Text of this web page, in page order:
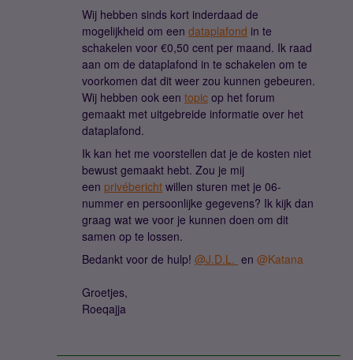
Wij hebben sinds kort inderdaad de
mogelijkheid om een dataplafond in te
schakelen voor €0,50 cent per maand. Ik raad
aan om de dataplafond in te schakelen om te
voorkomen dat dit weer zou kunnen gebeuren.
Wij hebben ook een topic op het forum
gemaakt met uitgebreide informatie over het
dataplafond.
Ik kan het me voorstellen dat je de kosten niet
bewust gemaakt hebt. Zou je mij
een privébericht willen sturen met je 06-
nummer en persoonlijke gegevens? Ik kijk dan
graag wat we voor je kunnen doen om dit
samen op te lossen.
Bedankt voor de hulp! @J.D.L. en @Katana
Groetjes,
Roeqajja